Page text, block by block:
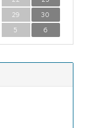
29
30
5 6